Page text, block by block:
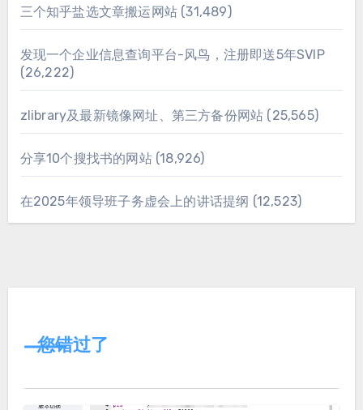
三个知乎盐选文章搬运网站 (31,489)
发现一个企业信息查询平台-风鸟，注册即送5年SVIP
(26,222)
zlibrary及最新镜像网址、第三方备份网站 (25,565)
分享10个搜找书的网站 (18,926)
在2025年领导班子务虚会上的讲话提纲 (12,523)
您错过了